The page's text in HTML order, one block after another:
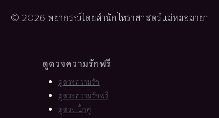
© 2026 พยากรณ์โดยสำนักโหราศาสตร์แม่หมอมายา
ดูดวงความรักฟรี
ดูดวงความรัก
ดูดวงความรักฟรี
ดูดวงเนื้อคู่